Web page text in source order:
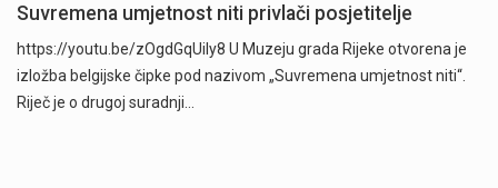
Suvremena umjetnost niti privlači posjetitelje
https://youtu.be/zOgdGqUily8 U Muzeju grada Rijeke otvorena je
izložba belgijske čipke pod nazivom „Suvremena umjetnost niti“.
Riječ je o drugoj suradnji…